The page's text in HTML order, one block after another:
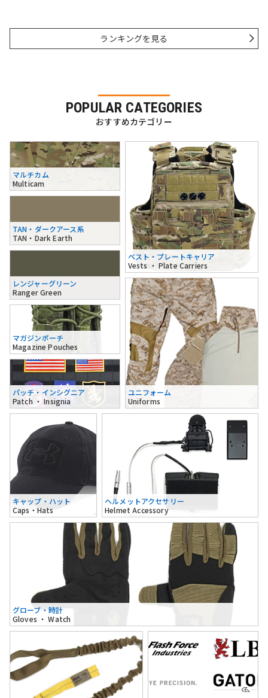
ランキングを見る
POPULAR CATEGORIES
おすすめカテゴリー
マルチカム
Multicam
TAN・ダークアース系
TAN・Dark Earth
レンジャーグリーン
Ranger Green
ベスト・プレートキャリア
Vests ・ Plate Carriers
マガジンポーチ
Magazine Pouches
パッチ・インシグニア
Patch ・ Insignia
ユニフォーム
Uniforms
キャップ・ハット
Caps・Hats
ヘルメットアクセサリー
Helmet Accessory
グローブ・時計
Gloves ・ Watch